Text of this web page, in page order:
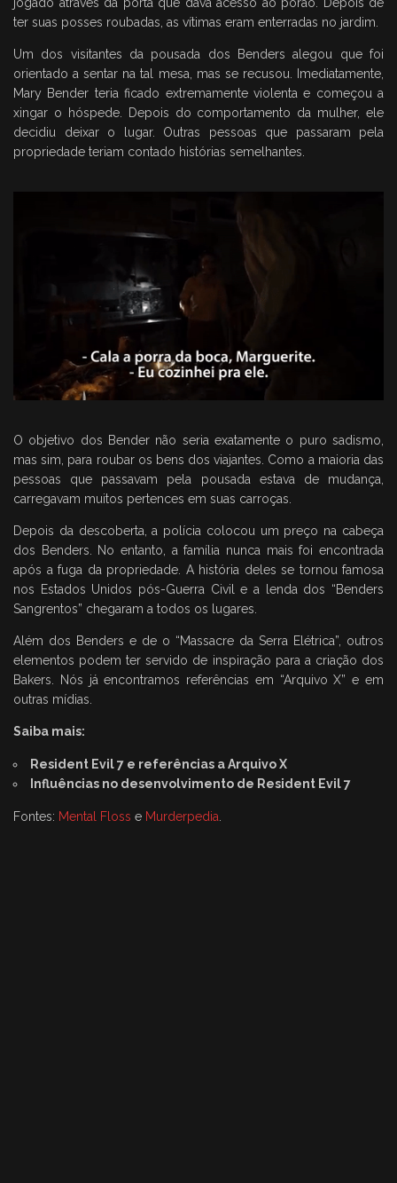
ter suas posses roubadas, as vítimas eram enterradas no jardim.
Um dos visitantes da pousada dos Benders alegou que foi
orientado a sentar na tal mesa, mas se recusou. Imediatamente,
Mary Bender teria ficado extremamente violenta e começou a
xingar o hóspede. Depois do comportamento da mulher, ele
decidiu deixar o lugar. Outras pessoas que passaram pela
propriedade teriam contado histórias semelhantes.
O objetivo dos Bender não seria exatamente o puro sadismo,
mas sim, para roubar os bens dos viajantes. Como a maioria das
pessoas que passavam pela pousada estava de mudança,
carregavam muitos pertences em suas carroças.
Depois da descoberta, a polícia colocou um preço na cabeça
dos Benders. No entanto, a família nunca mais foi encontrada
após a fuga da propriedade. A história deles se tornou famosa
nos Estados Unidos pós-Guerra Civil e a lenda dos “Benders
Sangrentos” chegaram a todos os lugares.
Além dos Benders e de o “Massacre da Serra Elétrica”, outros
elementos podem ter servido de inspiração para a criação dos
Bakers. Nós já encontramos referências em “Arquivo X” e em
outras mídias.
Saiba mais:
Resident Evil 7 e referências a Arquivo X
Influências no desenvolvimento de Resident Evil 7
Fontes: Mental Floss e Murderpedia